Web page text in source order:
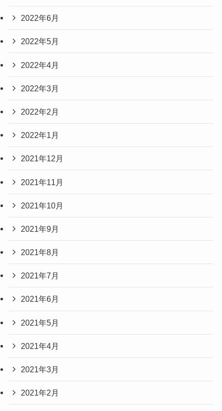
2022年6月
2022年5月
2022年4月
2022年3月
2022年2月
2022年1月
2021年12月
2021年11月
2021年10月
2021年9月
2021年8月
2021年7月
2021年6月
2021年5月
2021年4月
2021年3月
2021年2月